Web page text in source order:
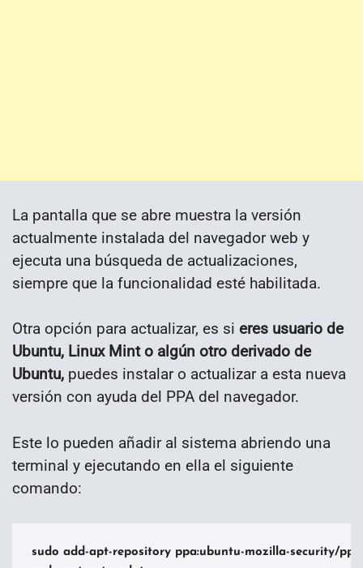
La pantalla que se abre muestra la versión
actualmente instalada del navegador web y
ejecuta una búsqueda de actualizaciones,
siempre que la funcionalidad esté habilitada.
Otra opción para actualizar, es si eres usuario de
Ubuntu, Linux Mint o algún otro derivado de
Ubuntu, puedes instalar o actualizar a esta nueva
versión con ayuda del PPA del navegador.
Este lo pueden añadir al sistema abriendo una
terminal y ejecutando en ella el siguiente
comando:
sudo add-apt-repository ppa:ubuntu-mozilla-security/